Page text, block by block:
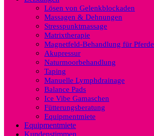
Lösen von Gelenkblockaden
Massagen & Dehnungen
Stresspunktmassage
Matrixtherapie
Magnetfeld-Behandlung für Pferde
Akupressur
Naturmoorbehandlung
Taping
Manuelle Lymphdrainage
Balance Pads
Ice Vibe Gamaschen
Fütterungsberatung
Equipmentmiete
Equipmentmiete
Kundenstimmen